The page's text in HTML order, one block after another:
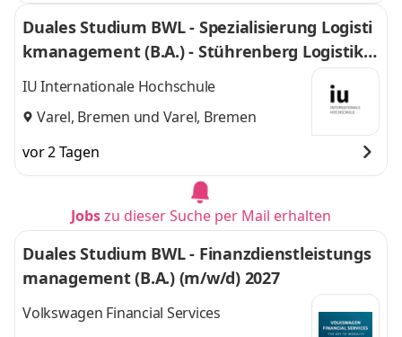
Duales Studium BWL - Spezialisierung Logisti
kmanagement (B.A.) - Stührenberg Logistik G
mbH
IU Internationale Hochschule
Varel, Bremen und Varel, Bremen
vor 2 Tagen
Jobszu dieser Suche per Mail erhalten
Duales Studium BWL - Finanzdienstleistungs
management (B.A.) (m/w/d) 2027
Volkswagen Financial Services